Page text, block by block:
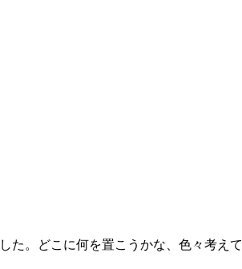
。どこに何を置こうかな、色々考え